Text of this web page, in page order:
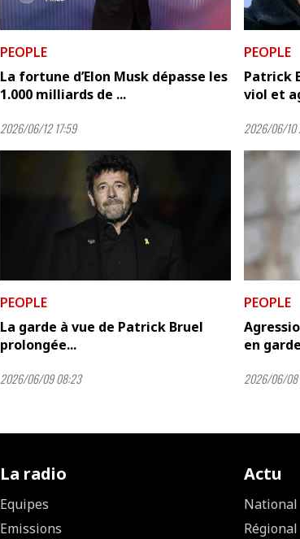
PEOPLE
La fortune d’Elon Musk dépasse les
1.000 milliards de ...
2026/06/12 17:59
PEOPLE
Patrick
viol et
2026/06/10
PEOPLE
La garde à vue de Patrick Bruel
prolongée...
2026/06/09 08:23
PEOPLE
en
2026/06/08
La radio
Equipes
Emissions
Actu
National
Régional